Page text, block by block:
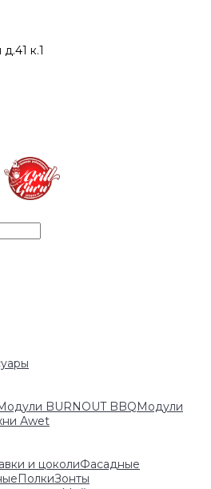
к.1
BURNOUT BBQМодули
Аwet
и цоколиФасадные
ПолкиЗонты